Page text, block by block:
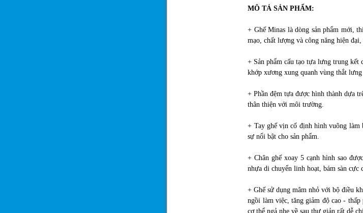
MÔ TẢ SẢN PHẨM:
+ Ghế Minas là dòng sản phẩm mới,
mạo, chất lượng và công năng hiện
+ Sản phẩm cấu tạo tựa lưng trung kết
khớp xương xung quanh vùng thắt lưng
+ Phần đệm tựa được hình thành dựa
thân thiện với môi trường.
+ Tay ghế vịn cố định hình vuông làm
sự nổi bật cho sản phẩm.
+ Chân ghế xoay 5 cạnh hình sao
nhựa di chuyển linh hoạt, bám sàn cực
+ Ghế sử dụng mâm nhỏ với bộ điều
ngồi làm việc, tăng giảm độ cao -
cơ thể ngả nhẹ về sau thư giản rất dễ